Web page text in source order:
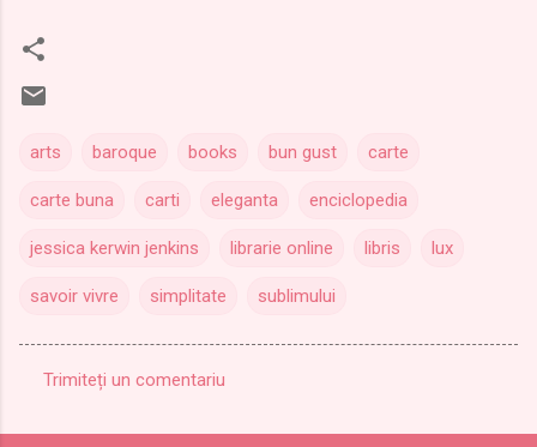
arts baroque books bun gust carte
carte buna carti eleganta enciclopedia
jessica kerwin jenkins librarie online libris lux
savoir vivre simplitate sublimului
o
Trimiteți un comentariu